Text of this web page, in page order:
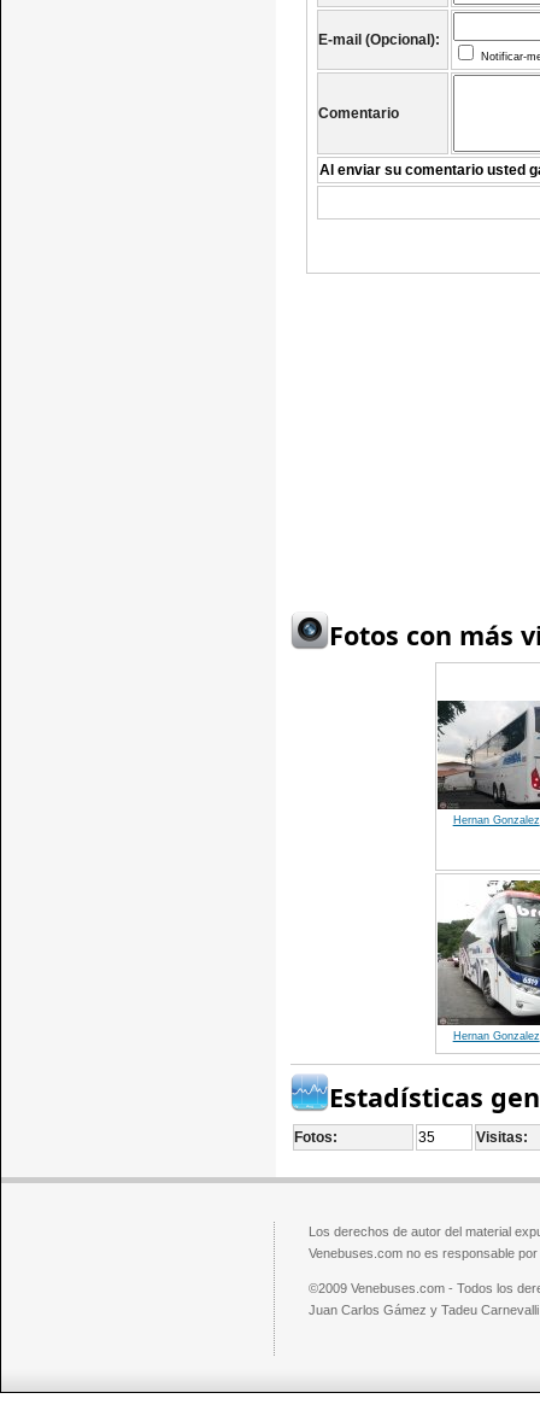
E-mail (Opcional):
Notificar-
Comentario
Al enviar su comentario usted
Fotos con más
Hernan Gonzalez
Hernan Gonzalez
Estadísticas
Fotos: 35 Visitas:
Los derechos de autor del material
Venebuses.com no es responsable
©2009 Venebuses.com - Todos los
Juan Carlos Gámez y Tadeu Carnevalli